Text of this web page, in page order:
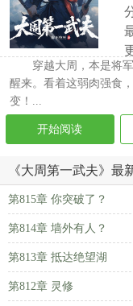
穿越大周，本是将
醒来。看着这弱肉强食
变！...
开始阅读
《大周第一武夫》最
第815章 你突破了？
第814章 墙外有人？
第813章 抵达绝望湖
第812章 灵修